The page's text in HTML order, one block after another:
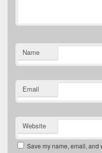
Name
Email
Website
Save my name, email, and